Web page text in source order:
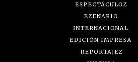
ESPECTÁCULOZ
EZENARIO
INTERNACIONAL
EDICIÓN IMPRESA
REPORTAJEZ